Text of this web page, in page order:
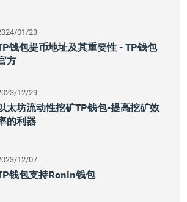
01/23
钱包提币地址及其重要性 - TP钱包
方
12/29
太坊流动性挖矿TP钱包-提高挖矿效
的利器
12/07
钱包支持Ronin钱包